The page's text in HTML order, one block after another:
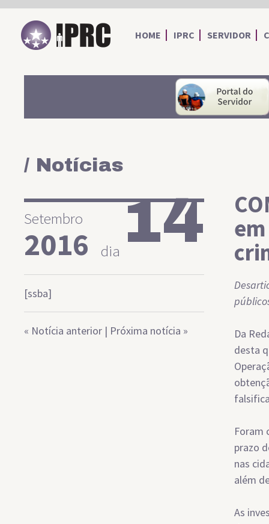
IPRC
HOME IPRC SERVIDOR
/ Notícias
Setembro
2016 dia14
[ssba]
« Notícia anterior | Próxima notícia »
Da
desta
Foram
prazo
nas
além
As